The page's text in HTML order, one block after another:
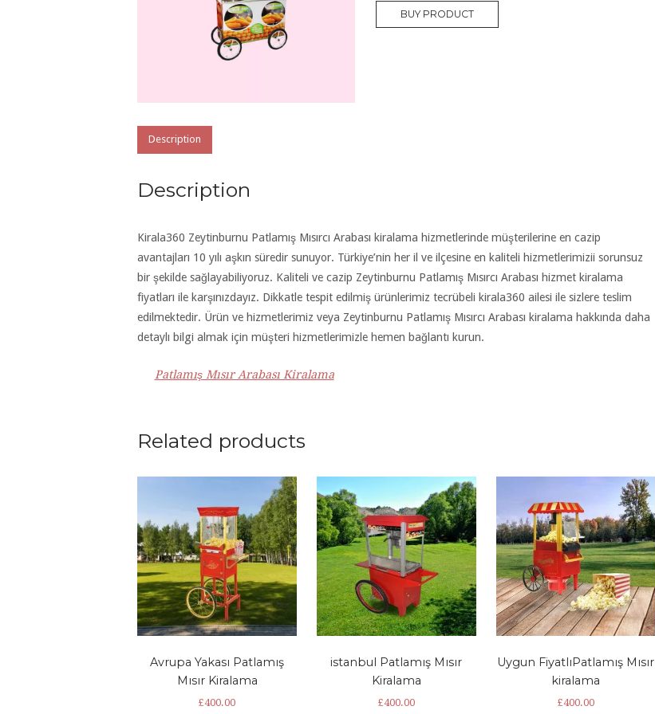
BUY PRODUCT
Description
Description
Kirala360 Zeytinburnu Patlamış Mısırcı Arabası kiralama hizmetlerinde müşterilerine en cazip
avantajları 10 yılı aşkın süredir sunuyor. Türkiye’nin her il ve ilçesine en kaliteli hizmetlerimizii sorunsuz
bir şekilde sağlayabiliyoruz. Kaliteli ve cazip Zeytinburnu Patlamış Mısırcı Arabası hizmet kiralama
fiyatları ile karşınızdayız. Dikkatle tespit edilmiş ürünlerimiz tecrübeli kirala360 ailesi ile sizlere teslim
edilmektedir. Ürün ve hizmetlerimiz veya Zeytinburnu Patlamış Mısırcı Arabası kiralama hakkında daha
detaylı bilgi almak için müşteri hizmetlerimizle hemen bağlantı kurun.
Patlamış Mısır Arabası Kiralama
Related products
Avrupa Yakası Patlamış
Mısır Kiralama
£400.00
istanbul Patlamış Mısır
Kiralama
£400.00
Uygun FiyatlıPatlamış Mısır
kiralama
£400.00